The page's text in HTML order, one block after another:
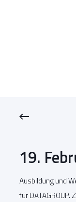
19.
Ausbildung und
für